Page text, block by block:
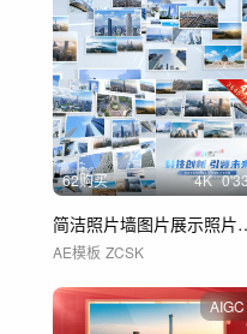
62购买 4K
简洁照片墙
AE模板 ZCSK
AIGC